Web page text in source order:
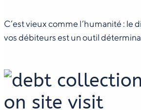
C’est vieux comme l’humanité :
vos débiteurs est un outil